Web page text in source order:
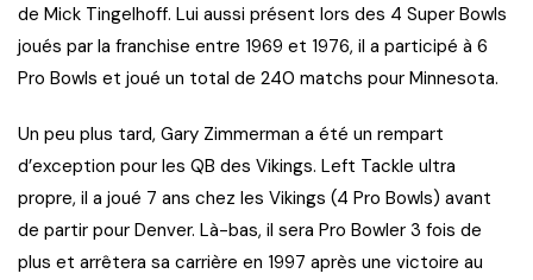
de Mick Tingelhoff. Lui aussi présent lors des 4 Super Bowls
joués par la franchise entre 1969 et 1976, il a participé à 6
Pro Bowls et joué un total de 240 matchs pour Minnesota.
Un peu plus tard, Gary Zimmerman a été un rempart
d’exception pour les QB des Vikings. Left Tackle ultra
propre, il a joué 7 ans chez les Vikings (4 Pro Bowls) avant
de partir pour Denver. Là-bas, il sera Pro Bowler 3 fois de
plus et arrêtera sa carrière en 1997 après une victoire au